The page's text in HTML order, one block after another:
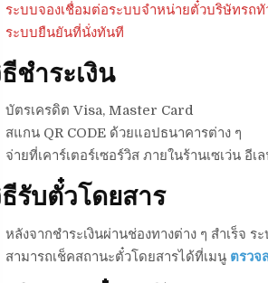
ระบบจองเชื่อมต่อระบบจำหน่ายตั๋วบริษัทรถทั
ระบบยืนยันที่นั่งทันที
ชำระเงิน
บัตรเครดิต Visa, Master Card
สแกน QR CODE ด้วยแอปธนาคารต่าง ๆ
จ่ายที่เคาร์เตอร์เซอร์วิส ภายในร้านเซเว่น อีเ
รับตั๋วโดยสาร
หลังจากชำระเงินผ่านช่องทางต่าง ๆ สำเร็จ
สามารถเช็คสถานะตั๋วโดยสารได้ที่เมนู ตรวจ